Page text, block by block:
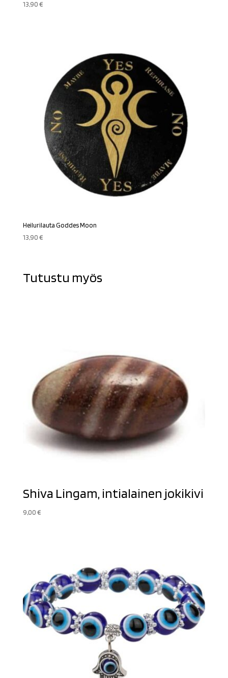
13,90€
Heilurilauta Goddes Moon
13,90€
Tutustu myös
Shiva Lingam, intialainen jokikivi
9,00€